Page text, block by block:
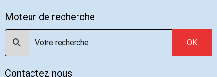
Moteur de recherche
OK
Contactez nous